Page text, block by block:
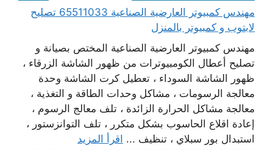
مهندس كمبيوتر العارضية الصناعية 65511033 تصليح
لابتوب و كمبيوتر بالمنزل
مهندس كمبيوتر العارضية الصناعية المختص بصيانة و
تصليح أعطال الكومبيوترات من ظهور الشاشة الزرقاء ،
ظهور الشاشة السوداء ، تعطيل كرت الشاشة وحدة
معالجة الرسومات ، مشاكل وحدات الطاقة و التغذية ،
معالجة مشاكل الحرارة الزائدة ، تلف معالج الرسوم ،
إعادة اقلاع الحاسوب بشكل متكرر ، تلف التوانزستور ،
استبدال بور سبلاي ، تنظيف ... اقرأ المزيد